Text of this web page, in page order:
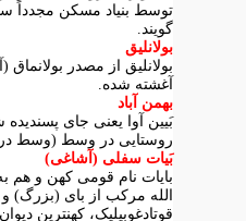
توسط بنیاد مسکن مجدداً
گویند.
بولانلیق
بولانلیق از مصدر
آغشته شده.
بهمن آباد
بَیین آوا یعنی جای پسندیده
روستایی در وسط (وسط
بَیات سفلی (آشاغی)
بایات نام قومی کهن و هم
الله مرکب از بای (بزرگ) و
قوتادغوبیلیک، کهنترین